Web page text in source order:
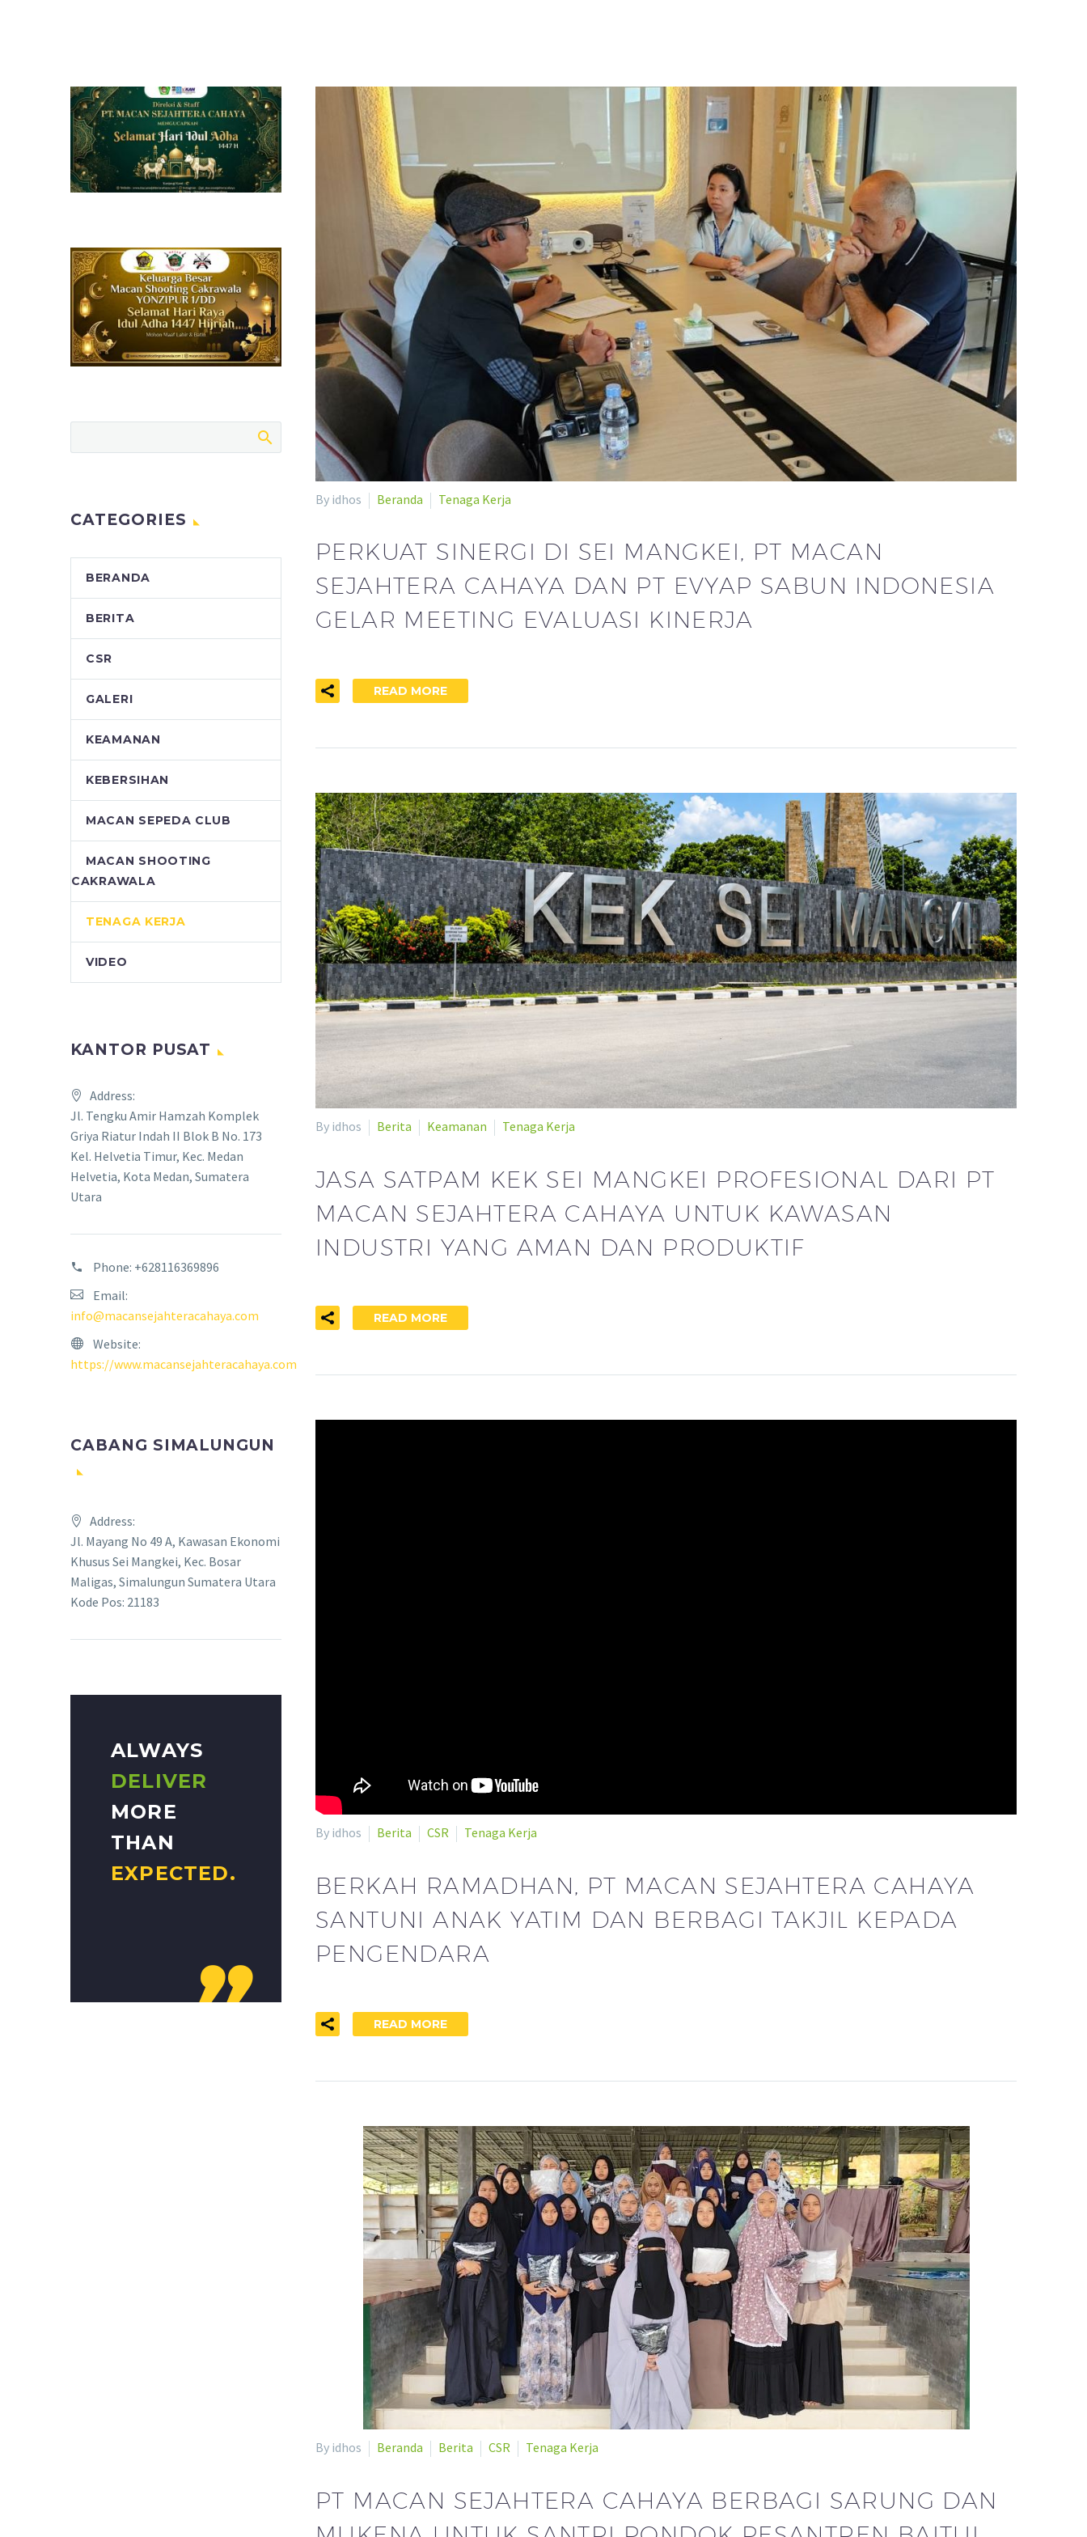
By idhos Beranda Tenaga Kerja
PERKUAT SINERGI DI SEI MANGKEI, PT MACAN
SEJAHTERA CAHAYA DAN PT EVYAP SABUN INDONESIA
GELAR MEETING EVALUASI KINERJA
READ MORE
By idhos Berita Keamanan Tenaga Kerja
JASA SATPAM KEK SEI MANGKEI PROFESIONAL DARI PT
MACAN SEJAHTERA CAHAYA UNTUK KAWASAN
INDUSTRI YANG AMAN DAN PRODUKTIF
READ MORE
By idhos Berita CSR Tenaga Kerja
BERKAH RAMADHAN, PT MACAN SEJAHTERA CAHAYA
SANTUNI ANAK YATIM DAN BERBAGI TAKJIL KEPADA
PENGENDARA
READ MORE
By idhos Beranda Berita CSR Tenaga Kerja
PT MACAN SEJAHTERA CAHAYA BERBAGI SARUNG DAN
CATEGORIES
BERANDA
BERITA
CSR
GALERI
KEAMANAN
KEBERSIHAN
MACAN SEPEDA CLUB
MACAN SHOOTING
CAKRAWALA
TENAGA KERJA
VIDEO
KANTOR PUSAT
Address:
Jl. Tengku Amir Hamzah Komplek
Griya Riatur Indah II Blok B No. 173
Kel. Helvetia Timur, Kec. Medan
Helvetia, Kota Medan, Sumatera
Utara
Phone: +628116369896
Email:
info@macansejahteracahaya.com
Website:
https://www.macansejahteracahaya.com
CABANG SIMALUNGUN
Address:
Jl. Mayang No 49 A, Kawasan Ekonomi
Khusus Sei Mangkei, Kec. Bosar
Maligas, Simalungun Sumatera Utara
Kode Pos: 21183
ALWAYS
DELIVER
MORE
THAN
EXPECTED.
